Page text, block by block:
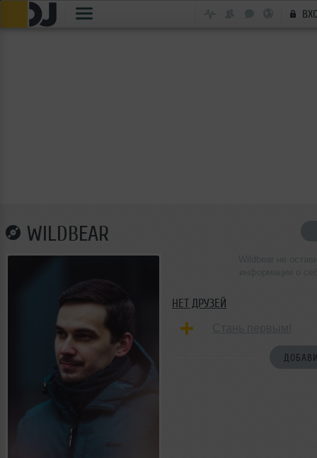
WILDBEAR
НЕТ ДРУЗЕЙ